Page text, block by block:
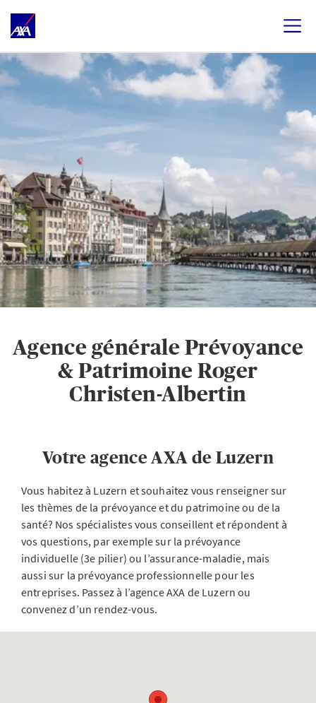
Agence générale Prévoyance
& Patrimoine Roger
Christen-Albertin
Votre agence AXA de Luzern
Vous habitez à Luzern et souhaitez vous renseigner sur
les thèmes de la prévoyance et du patrimoine ou de la
santé? Nos spécialistes vous conseillent et répondent à
vos questions, par exemple sur la prévoyance
individuelle (3e pilier) ou l’assurance-maladie, mais
aussi sur la prévoyance professionnelle pour les
entreprises. Passez à l’agence AXA de Luzern ou
convenez d’un rendez-vous.